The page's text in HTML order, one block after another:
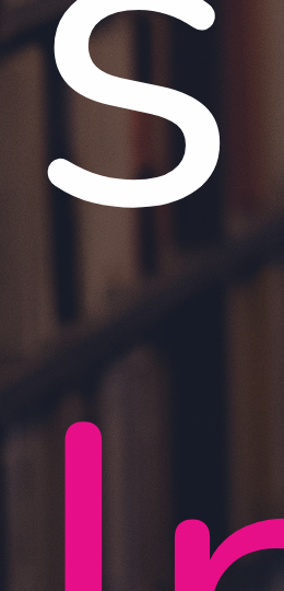
Studuj zdarma